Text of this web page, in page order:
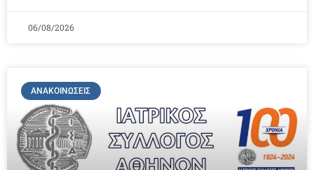
06/08/2026
ΑΝΑΚΟΙΝΏΣΕΙΣ